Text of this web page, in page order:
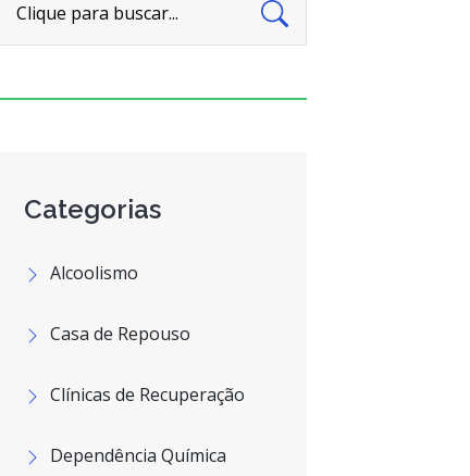
Clique para buscar...
Categorias
Alcoolismo
Casa de Repouso
Clínicas de Recuperação
Dependência Química